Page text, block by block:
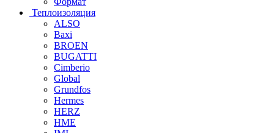
Теплоизоляция
ALSO
Baxi
BROEN
BUGATTI
Cimberio
Global
Grundfos
Hermes
HERZ
HME